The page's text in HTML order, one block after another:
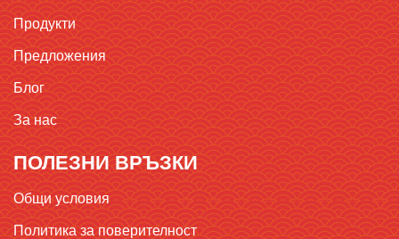
Продукти
Предложения
Блог
За нас
ПОЛЕЗНИ ВРЪЗКИ
Общи условия
Политика за поверителност